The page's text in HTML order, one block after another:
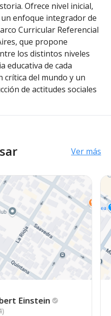
Ofrece nivel inicial,
enfoque integrador de
Curricular Referencial
que propone
los distintos niveles
educativa de cada
crítica del mundo y un
de actitudes sociales
Ver más
Einstein